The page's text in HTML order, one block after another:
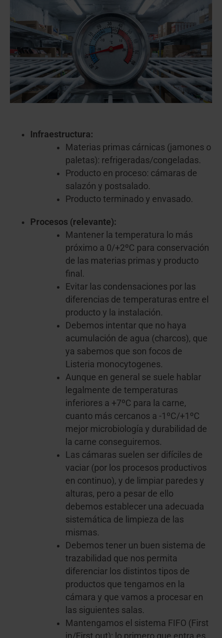
Infraestructura:
Materias primas cárnicas (jamones o
paletas): refrigeradas/congeladas.
Producto en proceso: cámaras de
salazón y postsalado.
Producto terminado y envasado.
Procesos (relevante):
Mantener la temperatura lo más
próximo a 0/+2ºC para conservación
de las materias primas y producto
final.
Evitar las condensaciones por las
diferencias de temperaturas entre el
producto y la instalación.
Debemos intentar que no haya
acumulación de agua (charcos), que
ya sabemos que son focos de
Listeria monocytogenes.
Aunque en general se suele hablar
legalmente de temperaturas
inferiores a +7ºC para la carne,
cuanto más cercanos a -1ºC/+1ºC
mejor microbiología y durabilidad de
la carne conseguiremos.
Las cámaras suelen ser difíciles de
vaciar (por los procesos productivos
en continuo), y de limpiar paredes y
alturas, pero a pesar de ello
debemos establecer una adecuada
sistemática de limpieza de las
mismas.
Debemos tener un buen sistema de
trazabilidad que nos permita
diferenciar los distintos tipos de
productos que tengamos en la
cámara y que vamos a procesar en
las siguientes salas.
Mantengamos el sistema FIFO (First